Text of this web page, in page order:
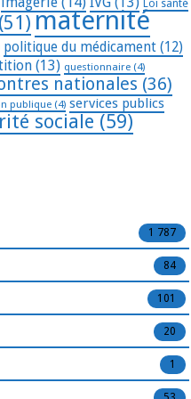
Loi santé
(51) maternité
politique du médicament (12)
(13) questionnaire (4)
nationales (36)
publique (4) services publics
sociale (59)
1 787
84
101
20
1